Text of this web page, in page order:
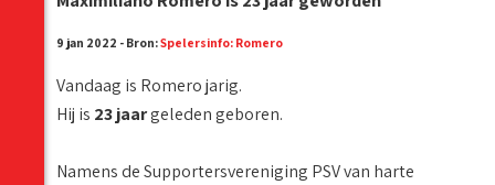
9 jan 2022 - Bron:Spelersinfo: Romero
Vandaag is Romero jarig.
Hij is 23 jaargeleden geboren.
Namens de Supportersvereniging PSV van harte